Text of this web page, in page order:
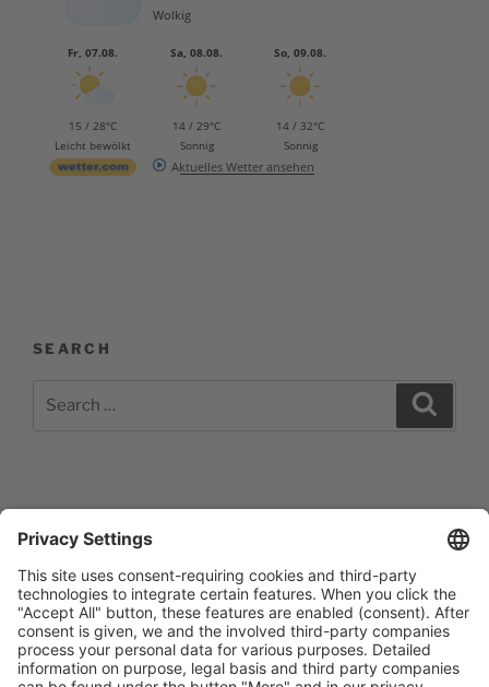
Wolkig
Fr, 07.08.
15 / 28°C
Leicht bewölkt
Sa, 08.08.
14 / 29°C
Sonnig
So, 09.08.
14 / 32°C
Sonnig
Aktuelles Wetter ansehen
SEARCH
Impressum
Barrierefreiheitserklärung
Datenschutzerklärung
Newsletter abonieren